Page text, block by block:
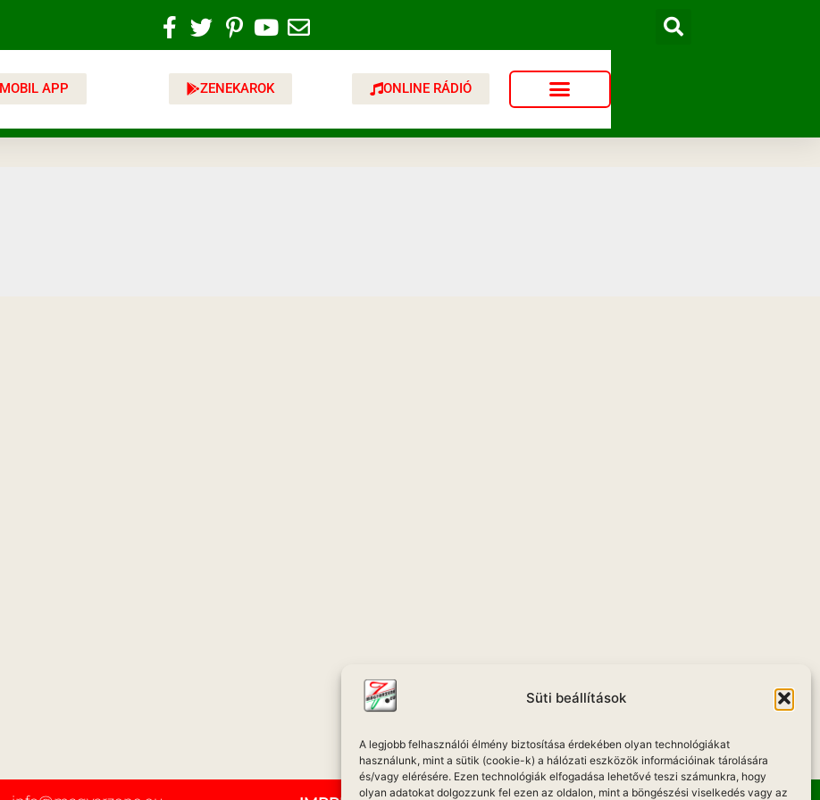
Süti beállítások
A legjobb felhasználói élmény biztosítása érdekében olyan technológiákat
használunk, mint a sütik (cookie-k) a hálózati eszközök információinak tárolására
és/vagy elérésére. Ezen technológiák elfogadása lehetővé teszi számunkra, hogy
olyan adatokat dolgozzunk fel ezen az oldalon, mint a böngészési viselkedés vagy az
MOBIL APP ZENEKAROK ONLINE RÁDIÓ